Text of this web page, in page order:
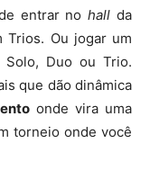
entrar nohall da
Trios. Ou jogar um
Solo, Duo ou Trio.
que dão dinâmica
onde vira uma
torneio onde você